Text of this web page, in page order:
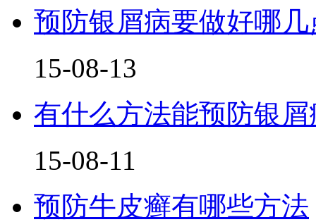
预防银屑病要做好哪几
15-08-13
有什么方法能预防银
15-08-11
预防牛皮癣有哪些方法